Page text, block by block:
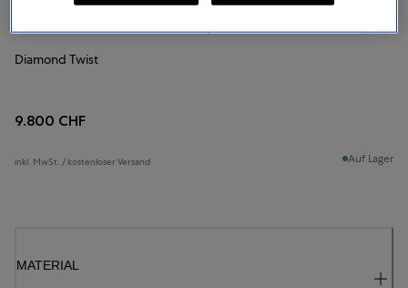
Diamond Twist
9.800 CHF
inkl. MwSt. / kostenloser Versand Auf Lager
MATERIAL